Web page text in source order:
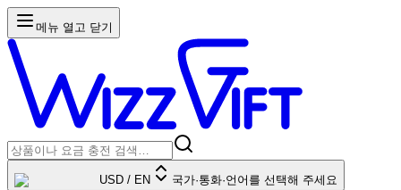
메뉴 열고 닫기
USD / EN 국가·통화·언어를 선택해 주세요